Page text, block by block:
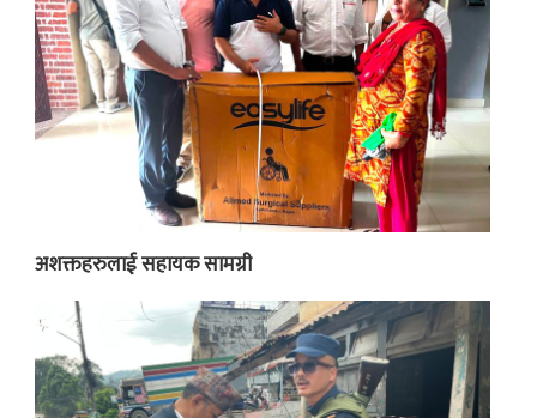
अशक्तहरुलाई सहायक सामग्री